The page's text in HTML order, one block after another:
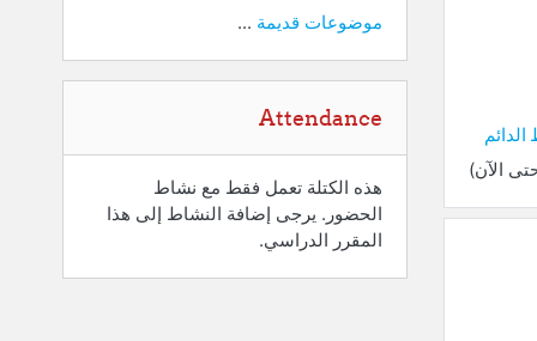
الدائم
موضوعات قديمة ...
Attendance
هذه الكتلة تعمل فقط مع نشاط
الحضور. يرجى إضافة النشاط إلى هذا
المقرر الدراسي.